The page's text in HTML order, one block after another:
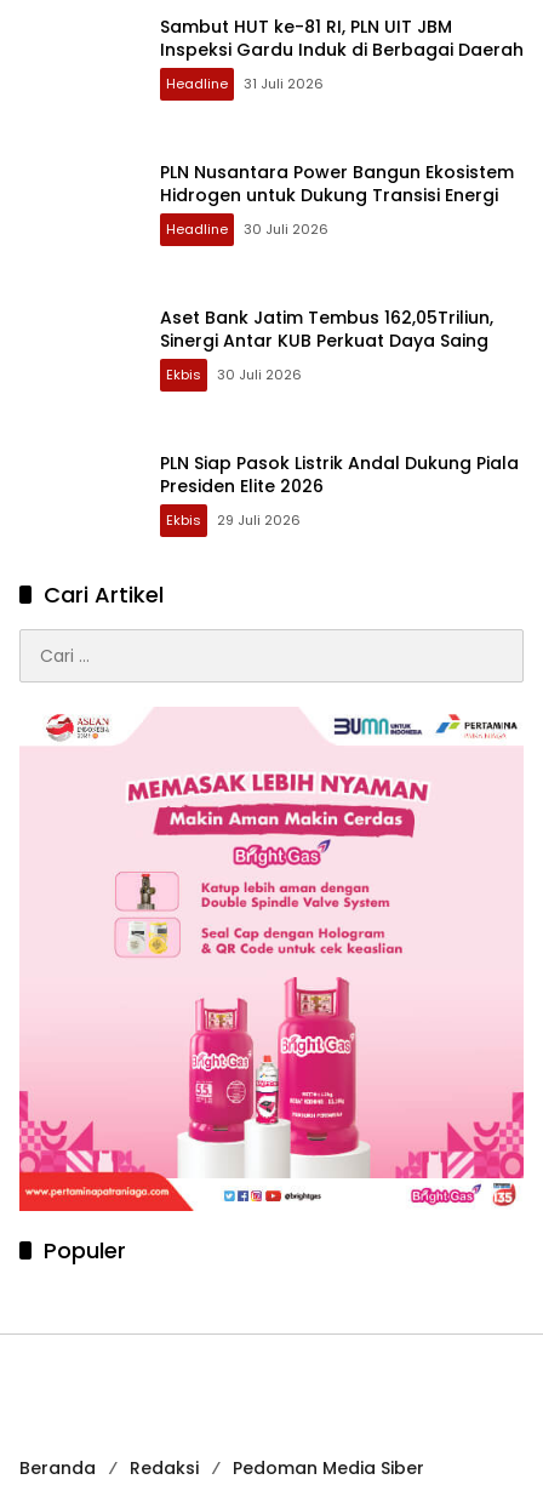
Sambut HUT ke-81 RI, PLN UIT JBM
Inspeksi Gardu Induk di Berbagai Daerah
Headline 31 Juli 2026
PLN Nusantara Power Bangun Ekosistem
Hidrogen untuk Dukung Transisi Energi
Headline 30 Juli 2026
Aset Bank Jatim Tembus 162,05Triliun,
Sinergi Antar KUB Perkuat Daya Saing
Ekbis 30 Juli 2026
PLN Siap Pasok Listrik Andal Dukung Piala
Presiden Elite 2026
Ekbis 29 Juli 2026
Cari Artikel
untuk:
Populer
Beranda Redaksi Pedoman Media Siber